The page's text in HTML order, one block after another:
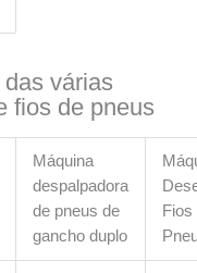
várias
fios de pneus
Máquina
despalpadora
de pneus de
gancho duplo
Fios